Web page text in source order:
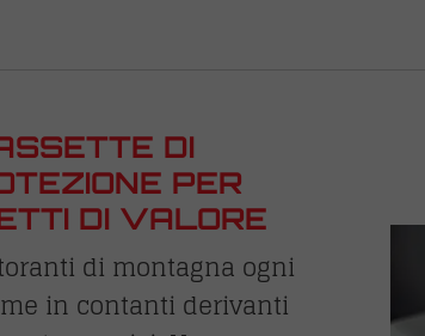
DI
PER
DI VALORE
di montagna ogni
in contanti derivanti